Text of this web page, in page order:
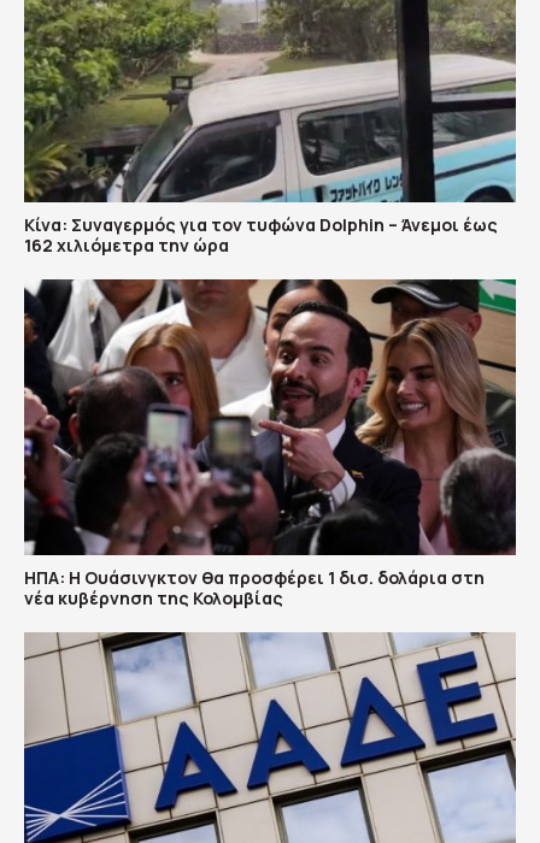
Κίνα: Συναγερμός για τον τυφώνα Dolphin – Άνεμοι έως
162 χιλιόμετρα την ώρα
ΗΠΑ: H Ουάσινγκτον θα προσφέρει 1 δισ. δολάρια στη
νέα κυβέρνηση της Κολομβίας